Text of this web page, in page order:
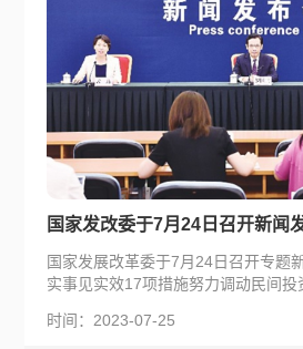
国家发改委于7月24日召开新闻
国家发展改革委于7月24日召开专题
实事见实效17项措施努力调动民间投
时间：2023-07-25